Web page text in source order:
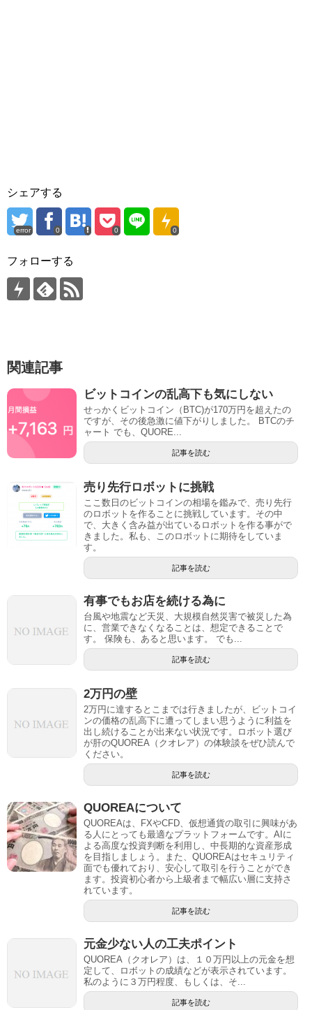
シェアする
error 0 0 0
フォローする
関連記事
ビットコインの乱高下も気にしない
せっかくビットコイン（BTC)が170万円を超えたの
ですが、その後急激に値下がりしました。 BTCのチ
ャート でも、QUORE...
記事を読む
売り先行ロボットに挑戦
ここ数日のビットコインの相場を鑑みで、売り先行
のロボットを作ることに挑戦しています。その中
で、大きく含み益が出ているロボットを作る事がで
きました。私も、このロボットに期待をしていま
す。
記事を読む
有事でもお店を続ける為に
台風や地震など天災、大規模自然災害で被災した為
に、営業できなくなることは、想定できることで
す。 保険も、あると思います。 でも...
記事を読む
2万円の壁
2万円に達するとこまでは行きましたが、ビットコイ
ンの価格の乱高下に遭ってしまい思うように利益を
出し続けることが出来ない状況です。ロボット選び
が肝のQUOREA（クオレア）の体験談をぜひ読んで
ください。
記事を読む
QUOREAについて
QUOREAは、FXやCFD、仮想通貨の取引に興味があ
る人にとっても最適なプラットフォームです。AIに
よる高度な投資判断を利用し、中長期的な資産形成
を目指しましょう。また、QUOREAはセキュリティ
面でも優れており、安心して取引を行うことができ
ます。投資初心者から上級者まで幅広い層に支持さ
れています。
記事を読む
元金少ない人の工夫ポイント
QUOREA（クオレア）は、１０万円以上の元金を想
定して、ロボットの成績などが表示されています。
私のように３万円程度、もしくは、そ...
記事を読む